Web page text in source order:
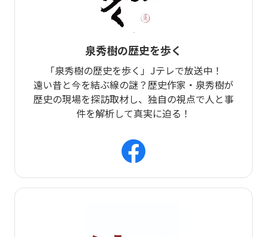
泉秀樹の歴史を歩く
「泉秀樹の歴史を歩く」Jテレで放送中！
遠い昔と今を結ぶ線の謎？歴史作家・泉秀樹が
歴史の現場を探訪取材し、独自の視点で人と事
件を解析して真実に迫る！